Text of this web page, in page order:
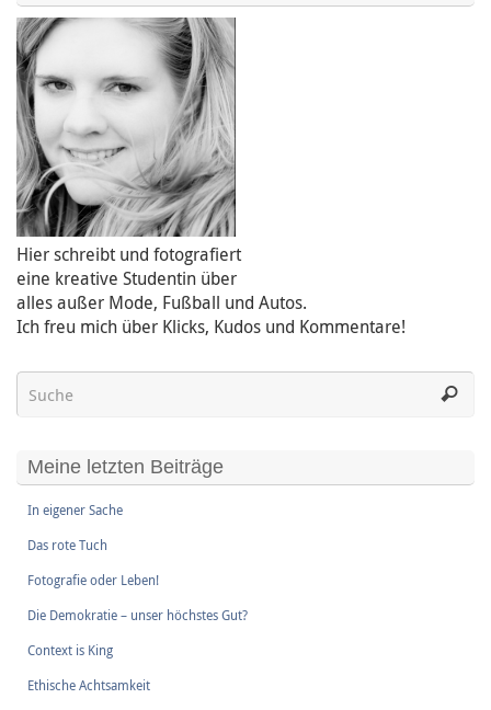
Hier schreibt und fotografiert
eine kreative Studentin über
alles außer Mode, Fußball und Autos.
Ich freu mich über Klicks, Kudos und Kommentare!
Meine letzten Beiträge
In eigener Sache
Das rote Tuch
Fotografie oder Leben!
Die Demokratie – unser höchstes Gut?
Context is King
Ethische Achtsamkeit